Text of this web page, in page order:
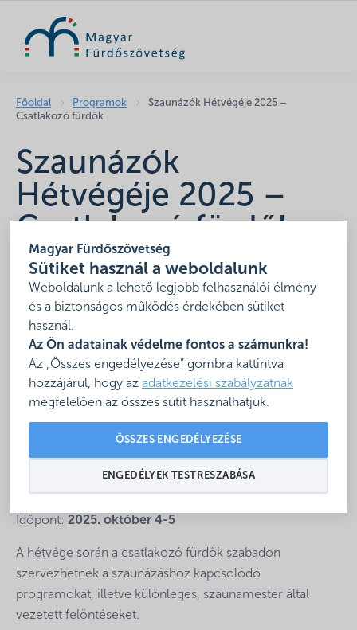
Magyar Fürdőszövetség
Sütiket használ a weboldalunk
Weboldalunk a lehető legjobb felhasználói élmény
és a biztonságos működés érdekében sütiket
használ.
Az Ön adatainak védelme fontos a számunkra!
Az „Összes engedélyezése” gombra kattintva
hozzájárul, hogy az adatkezelési szabályzatnak
megfelelően az összes sütit használhatjuk.
ÖSSZES ENGEDÉLYEZÉSE
ENGEDÉLYEK TESTRESZABÁSA
Főoldal Programok
Szaunázók Hétvégéje 2025 –
Csatlakozó fürdők
Szaunázók
Hétvégéje 2025 –
Csatlakozó fürdők
2025-10-04 - 2025-10-05
Magyarország fürdői
A Magyar Fürdőszövetség immáron hetedik alkalommal
Időpont: 2025. október 4-5
A hétvége során a csatlakozó fürdők szabadon
szervezhetnek a szaunázáshoz kapcsolódó
programokat, illetve különleges, szaunamester által
vezetett felöntéseket.